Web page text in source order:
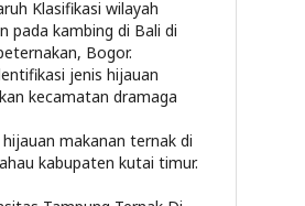
Klasifikasi wilayah
pada kambing di Bali di
Bogor.
jenis hijauan
kecamatan dramaga
makanan ternak di
kabupaten kutai timur.